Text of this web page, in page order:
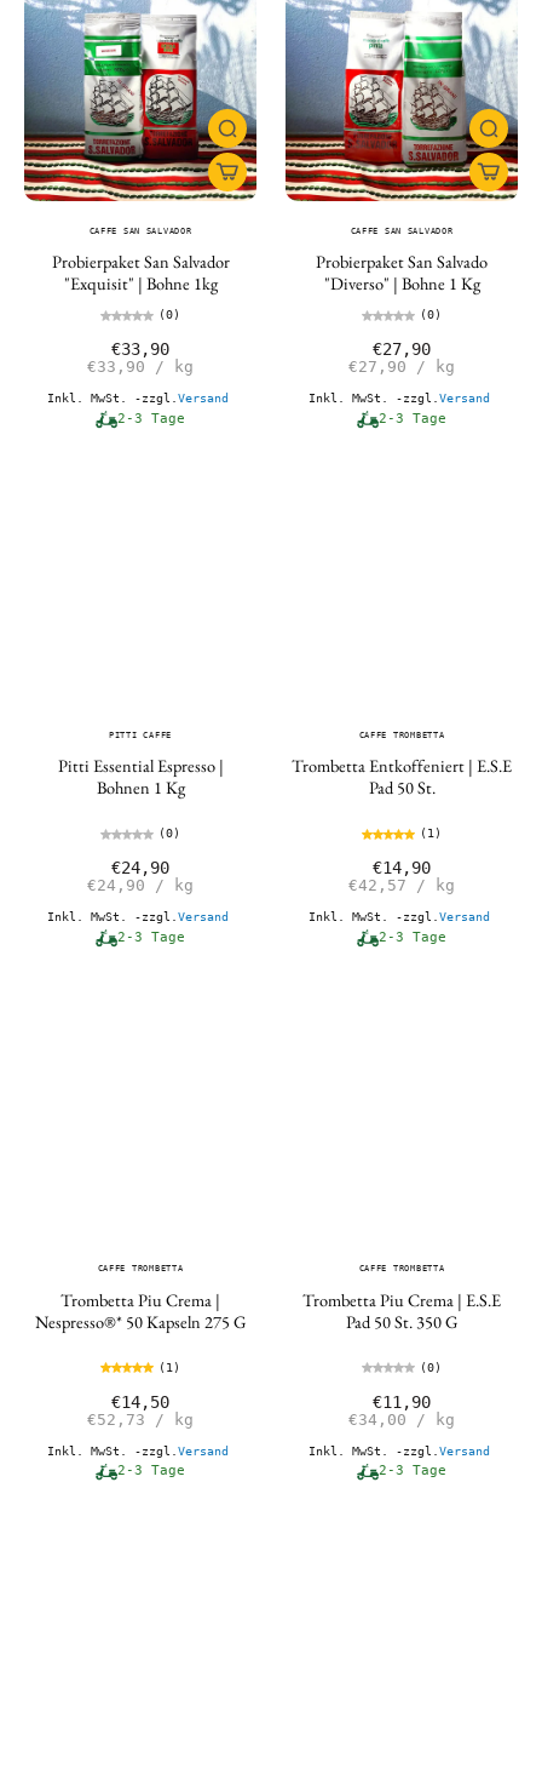
CAFFE SAN SALVADOR
Probierpaket San Salvador
"Exquisit" | Bohne 1kg
(0)
€33,90
€33,90 / kg
Inkl. MwSt. -zzgl.Versand
2-3 Tage
CAFFE SAN SALVADOR
Probierpaket San Salvado
"Diverso" | Bohne 1 Kg
(0)
€27,90
€27,90 / kg
Inkl. MwSt. -zzgl.Versand
2-3 Tage
PITTI CAFFE
Pitti Essential Espresso |
Bohnen 1 Kg
(0)
€24,90
€24,90 / kg
Inkl. MwSt. -zzgl.Versand
2-3 Tage
CAFFE TROMBETTA
Trombetta Entkoffeniert | E.S.E
Pad 50 St.
(1)
€14,90
€42,57 / kg
Inkl. MwSt. -zzgl.Versand
2-3 Tage
CAFFE TROMBETTA
Trombetta Piu Crema |
Nespresso®* 50 Kapseln 275 G
(1)
€14,50
€52,73 / kg
Inkl. MwSt. -zzgl. Versand
2-3 Tage
CAFFE TROMBETTA
Trombetta Piu Crema | E.S.E
Pad 50 St. 350 G
(0)
€11,90
€34,00 / kg
Inkl. MwSt. -zzgl. Versand
2-3 Tage